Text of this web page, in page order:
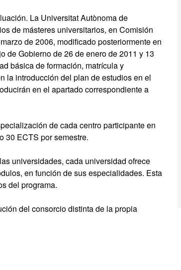
La Universitat Autònoma de
de másteres universitarios, en Comisión
de 2006, modificado posteriormente en
de Gobierno de 26 de enero de 2011 y 13
básica de formación, matrícula y
la introducción del plan de estudios en el
en el apartado correspondiente a
de cada centro participante en
30 ECTS por semestre.
universidades, cada universidad ofrece
en función de sus especialidades. Esta
del programa.
del consorcio distinta de la propia